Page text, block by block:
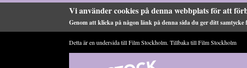
Vi använder cookies på denna webbplats för att
Genom att klicka på någon länk på denna sida du ger ditt samtycke
Detta är en undersida till Film Stockholm. Tillbaka tillFilm Stockholm